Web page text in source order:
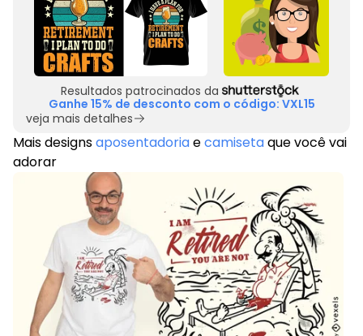
Resultados patrocinados da
Ganhe 15% de desconto com o código: VXL15
veja mais detalhes
Mais designsaposentadoriaecamisetaque você vai
adorar